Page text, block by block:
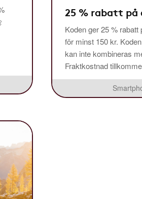
25 % rabatt
Koden ger 25 %
för minst 150 kr.
kan inte kombineras
Fraktkostnad